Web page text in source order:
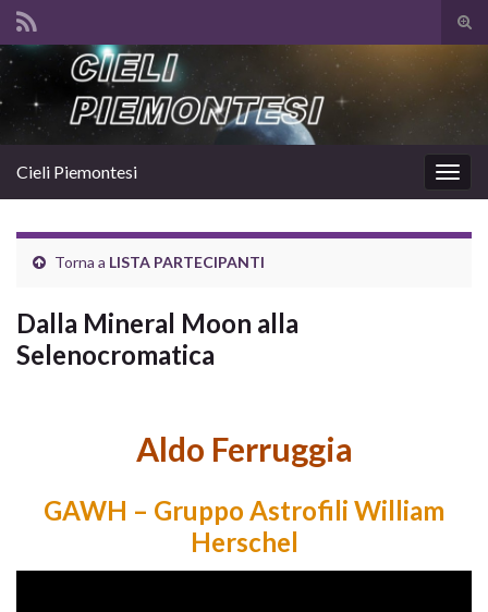
il
Search for:
la
Cieli Piemontesi
Torna a LISTA PARTECIPANTI
Dalla Mineral Moon alla
Selenocromatica
Aldo Ferruggia
GAWH – Gruppo Astrofili William
Herschel